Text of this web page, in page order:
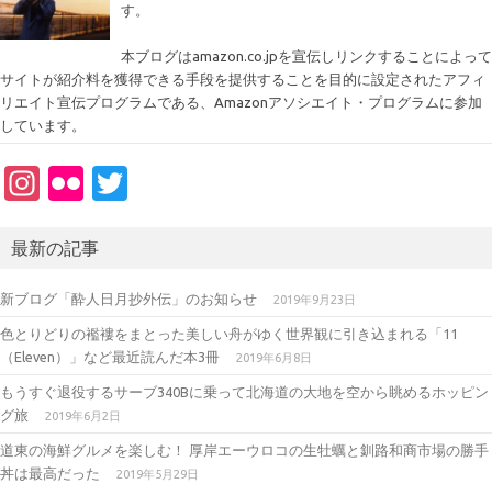
す。
本ブログはamazon.co.jpを宣伝しリンクすることによって
サイトが紹介料を獲得できる手段を提供することを目的に設定されたアフィ
リエイト宣伝プログラムである、Amazonアソシエイト・プログラムに参加
しています。
In
a
gr
a
m
Fl
kr
te
r
最新の記事
新ブログ「酔人日月抄外伝」のお知らせ 2019年9月23日
色とりどりの襤褸をまとった美しい舟がゆく世界観に引き込まれる「11
（Eleven）」など最近読んだ本3冊
2019年6月8日
もうすぐ退役するサーブ340Bに乗って北海道の大地を空から眺めるホッピン
グ旅
2019年6月2日
道東の海鮮グルメを楽しむ！ 厚岸エーウロコの生牡蠣と釧路和商市場の勝手
丼は最高だった
2019年5月29日